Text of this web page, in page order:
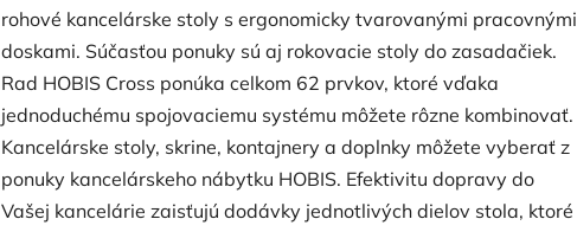
rohové kancelárske stoly s ergonomicky tvarovanými pracovnými
doskami. Súčasťou ponuky sú aj rokovacie stoly do zasadačiek.
Rad HOBIS Cross ponúka celkom 62 prvkov, ktoré vďaka
jednoduchému spojovaciemu systému môžete rôzne kombinovať.
Kancelárske stoly, skrine, kontajnery a doplnky môžete vyberať z
ponuky kancelárskeho nábytku HOBIS. Efektivitu dopravy do
Vašej kancelárie zaisťujú dodávky jednotlivých dielov stola, ktoré